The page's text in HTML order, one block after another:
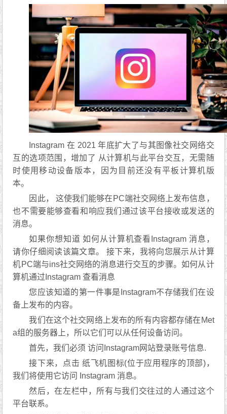
Instagram 在 2021 年底扩大了与其图像社交网络交
互的选项范围，增加了 从计算机与此平台交互，无需随
时使用移动设备版本，因为目前还没有平板计算机版
本。
因此， 这使我们能够在PC端社交网络上发布信息，
也不需要能够查看和响应我们通过该平台接收或发送的
消息。
如果你想知道 如何从计算机查看Instagram 消息，
请你仔细阅读该篇文章。 接下来，我将向您展示从计算
机PC端与ins社交网络的消息进行交互的步骤。如何从计
算机通过Instagram 查看消息
您应该知道的第一件事是Instagram不存储我们在设
备上发布的内容。
我们在这个社交网络上发布的所有内容都存储在Met
a组的服务器上，所以它们可以从任何设备访问。
首先，我们必须 访问Instagram网站登录账号信息.
接下来，点击 纸飞机图标(位于应用程序的顶部)，
我们将使用它访问 Instagram 消息。
然后，在左栏中，所有与我们交往过的人通过这个
平台联系。